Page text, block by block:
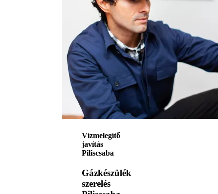
Vízmelegítő
javítás
Piliscsaba
Gázkészülék
szerelés